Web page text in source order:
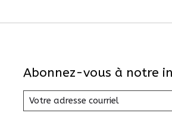
Abonnez-vous à notre